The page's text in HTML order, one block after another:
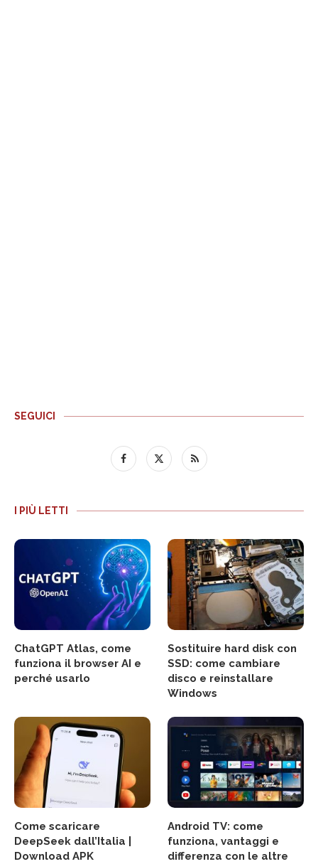
SEGUICI
I PIÙ LETTI
ChatGPT Atlas, come
funziona il browser AI e
perché usarlo
Sostituire hard disk con
SSD: come cambiare
disco e reinstallare
Windows
Come scaricare
DeepSeek dall’Italia |
Download APK
Android TV: come
funziona, vantaggi e
differenza con le altre